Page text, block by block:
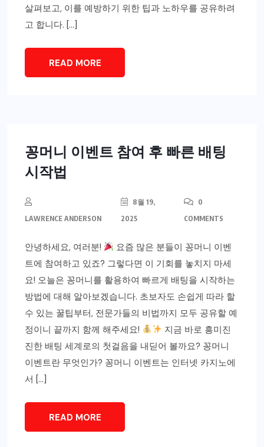
살펴보고, 이를 예방하기 위한 팁과 노하우를 공유하려
고 합니다. […]
READ MORE
꽁머니 이벤트 참여 후 빠른 배팅
시작법
LAWRENCE ANDERSON
8월 19,
2025
0
COMMENTS
안녕하세요, 여러분!
요즘 많은 분들이 꽁머니 이벤
트에 참여하고 있죠? 그렇다면 이 기회를 놓치지 마세
요! 오늘은 꽁머니를 활용하여 빠르게 배팅을 시작하는
방법에 대해 알아보겠습니다. 초보자도 손쉽게 따라 할
수 있는 꿀팁부터, 전문가들의 비법까지 모두 공유할 예
정이니 끝까지 함께 해주세요!
지금 바로 흥미진
진한 배팅 세계로의 첫걸음을 내딛어 볼까요? 꽁머니
이벤트란 무엇인가? 꽁머니 이벤트는 인터넷 카지노에
서 […]
READ MORE